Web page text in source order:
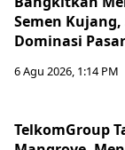
Semen
Dominasi
6 Agu 2026, 1:14 PM
TelkomGroup